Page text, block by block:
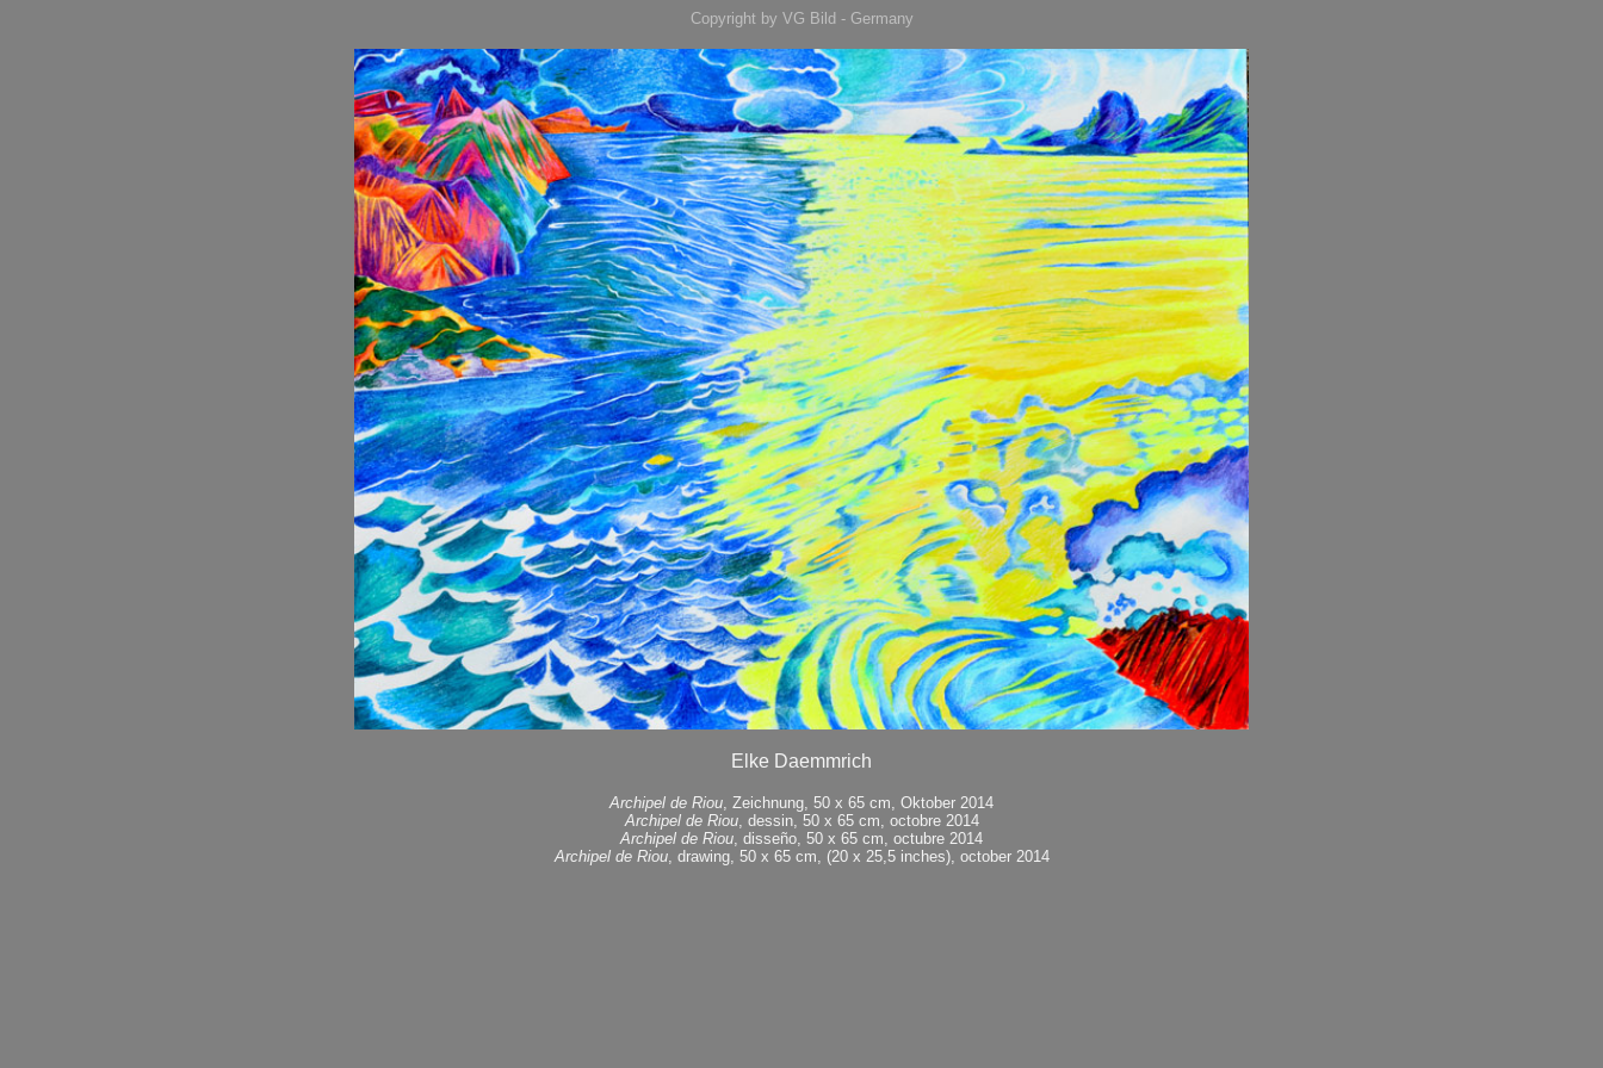
Copyright by VG Bild - Germany
Elke Daemmrich
Archipel de Riou, Zeichnung, 50 x 65 cm, Oktober 2014
Archipel de Riou, dessin, 50 x 65 cm, octobre 2014
Archipel de Riou, disseño, 50 x 65 cm, octubre 2014
Archipel de Riou, drawing, 50 x 65 cm, (20 x 25,5 inches), october 2014